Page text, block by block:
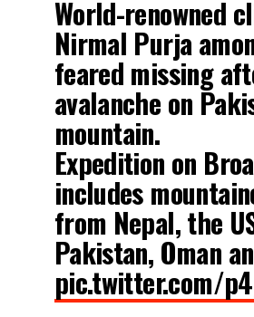
World-renowned
Nirmal Purja
feared missing
avalanche on
mountain.
Expedition on
includes
from Nepal, the
Pakistan, Oman
pic.twitter.com/